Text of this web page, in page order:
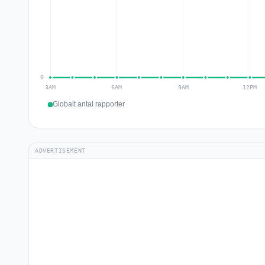
Globalt antal rapporter
ADVERTISEMENT